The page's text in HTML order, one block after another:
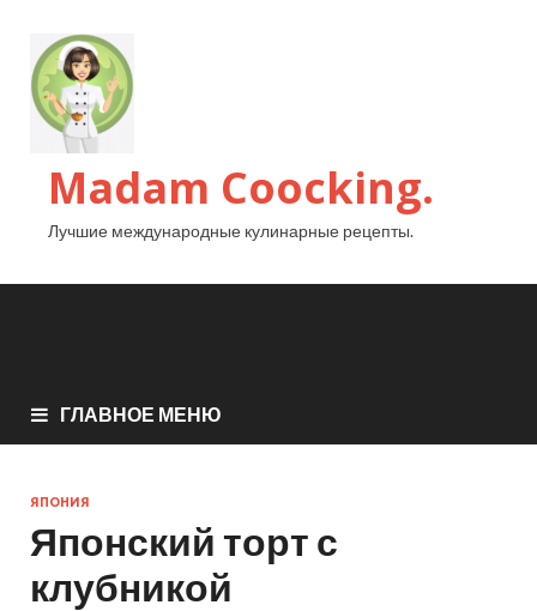
Madam Coocking.
Лучшие международные кулинарные рецепты.
ГЛАВНОЕ МЕНЮ
ЯПОНИЯ
Японский торт с
клубникой